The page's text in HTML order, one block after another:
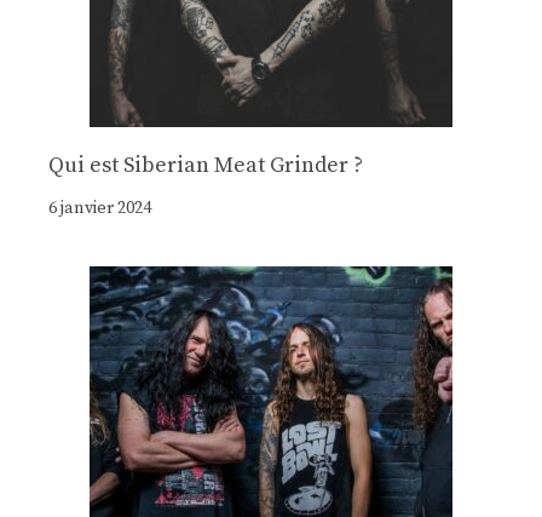
Qui est Siberian Meat Grinder ?
6 janvier 2024